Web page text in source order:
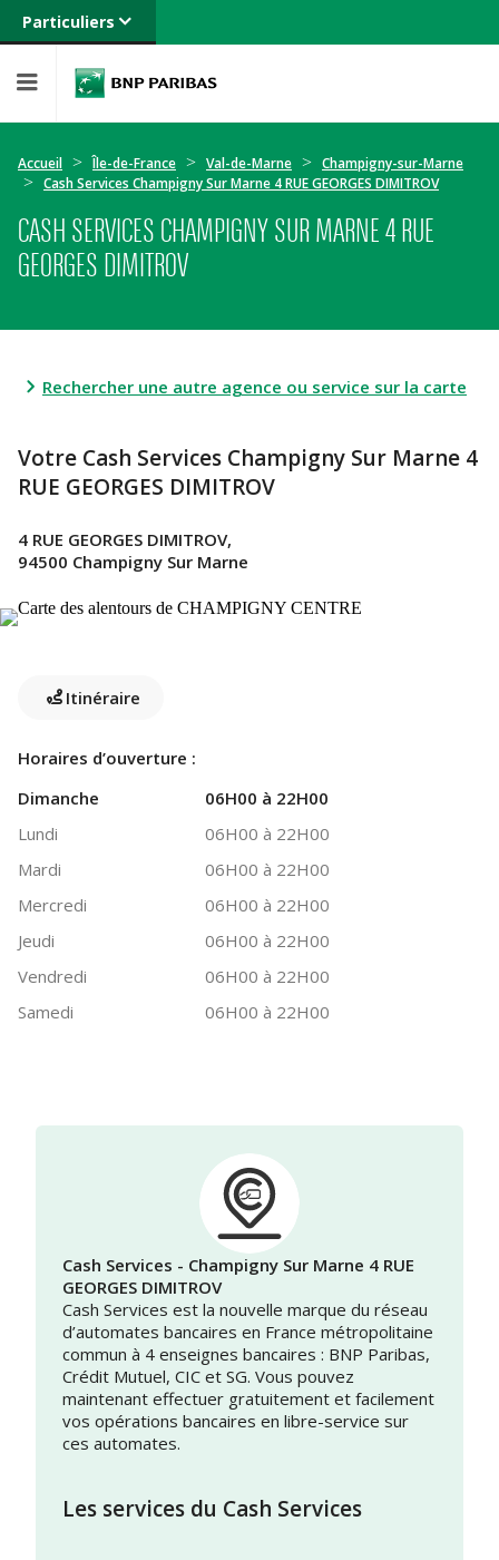
Particuliers
Banque privée
Entreprises
Accueil Île-de-France Val-de-Marne
Champigny-sur-Marne
Cash Services Champigny Sur Marne 4 RUE GEORGES DIMITROV
CASH SERVICES CHAMPIGNY SUR MARNE 4 RUE
GEORGES DIMITROV
Rechercher une autre agence ou service sur la carte
Votre Cash Services Champigny Sur Marne 4
RUE GEORGES DIMITROV
4 RUE GEORGES DIMITROV,
94500 Champigny Sur Marne
Itinéraire
Horaires d’ouverture :
Dimanche
06H00 à 22H00
Lundi
06H00 à 22H00
Mardi
06H00 à 22H00
Mercredi
06H00 à 22H00
Jeudi
06H00 à 22H00
Vendredi
06H00 à 22H00
Samedi
06H00 à 22H00
Cash Services - Champigny Sur Marne 4 RUE
GEORGES DIMITROV
Cash Services est la nouvelle marque du réseau
d’automates bancaires en France métropolitaine
commun à 4 enseignes bancaires : BNP Paribas,
Crédit Mutuel, CIC et SG. Vous pouvez
maintenant effectuer gratuitement et facilement
vos opérations bancaires en libre-service sur
ces automates.
Les services du Cash Services